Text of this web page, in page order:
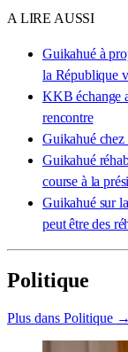
A LIRE AUSSI
Guikahué à
la République
KKB échange
rencontre
Guikahué
Guikahué
course à la
Guikahué sur
peut être des
Politique
Plus dans Politique →